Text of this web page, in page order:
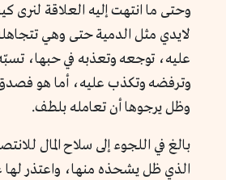
وحتى ما انتهت إليه العلاقة
لايدي مثل الدمية حتى وهي
عليه، توجعه وتعذبه في حبها، تسبّه
وترفضه وتكذب عليه، أما هو
وظل يرجوها أن تعامله بلطف.
بالغ في اللجوء إلى سلاح المال
الذي ظل يشحذه منها، واعتذر لها